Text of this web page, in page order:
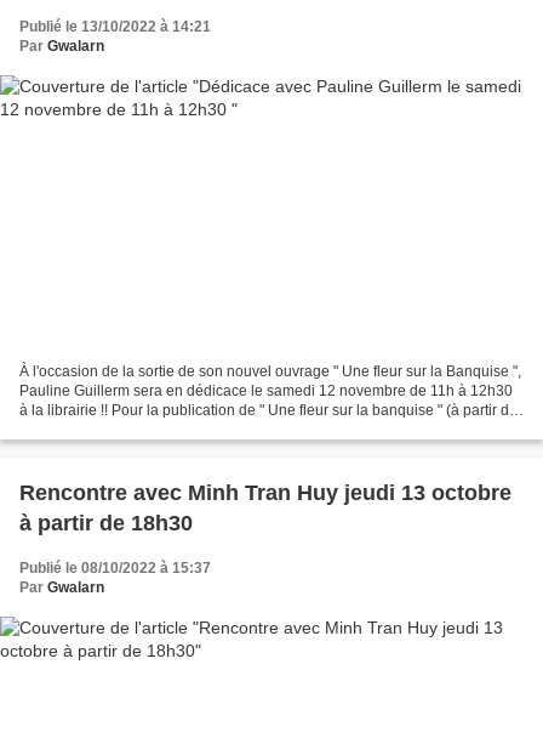
Publié le 13/10/2022 à 14:21
Par Gwalarn
À l'occasion de la sortie de son nouvel ouvrage " Une fleur sur la Banquise ",
Pauline Guillerm sera en dédicace le samedi 12 novembre de 11h à 12h30
à la librairie !! Pour la publication de " Une fleur sur la banquise " (à partir de
Rencontre avec Minh Tran Huy jeudi 13 octobre
à partir de 18h30
Publié le 08/10/2022 à 15:37
Par Gwalarn